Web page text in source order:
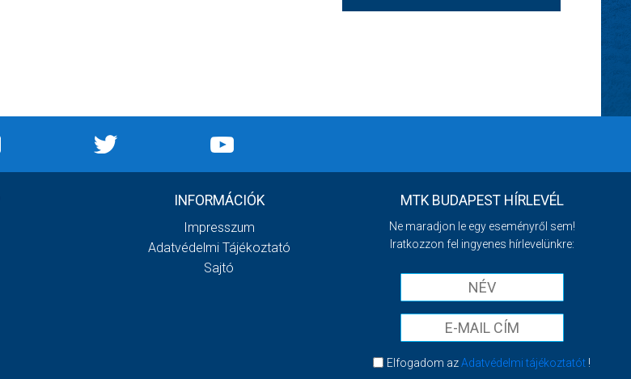
INFORMÁCIÓK
Impresszum
Adatvédelmi Tájékoztató
Sajtó
MTK BUDAPEST HÍRLEVÉL
Ne maradjon le egy eseményről sem!
Iratkozzon fel ingyenes hírlevelünkre:
Elfogadom azAdatvédelmi tájékoztatót !